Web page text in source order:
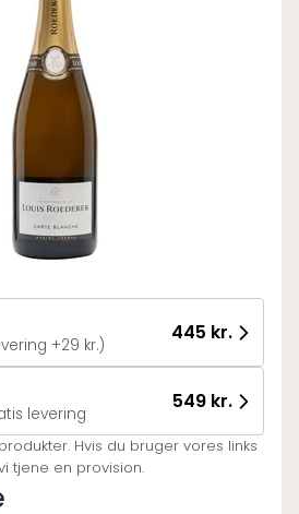
- dage (Levering +29 kr.)
445 kr.
- dage Gratis levering
549 kr.
Hvis du bruger vores links
tjene en provision.